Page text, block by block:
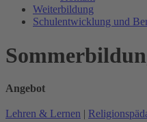
Weiterbildung
Schulentwicklung und
Angebot
Lehren & Lernen |